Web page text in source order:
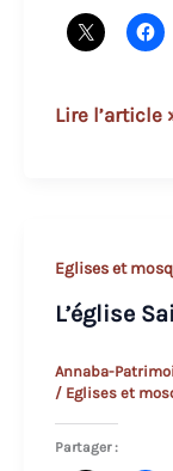
La
Lire l’article
Eglises et
L’église
Annaba-
/ Eglises et
Partager :